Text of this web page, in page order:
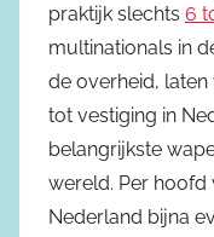
praktijk slechts 6
multinationals in
de overheid,
tot vestiging in
belangrijkste
wereld. Per
Nederland bijna